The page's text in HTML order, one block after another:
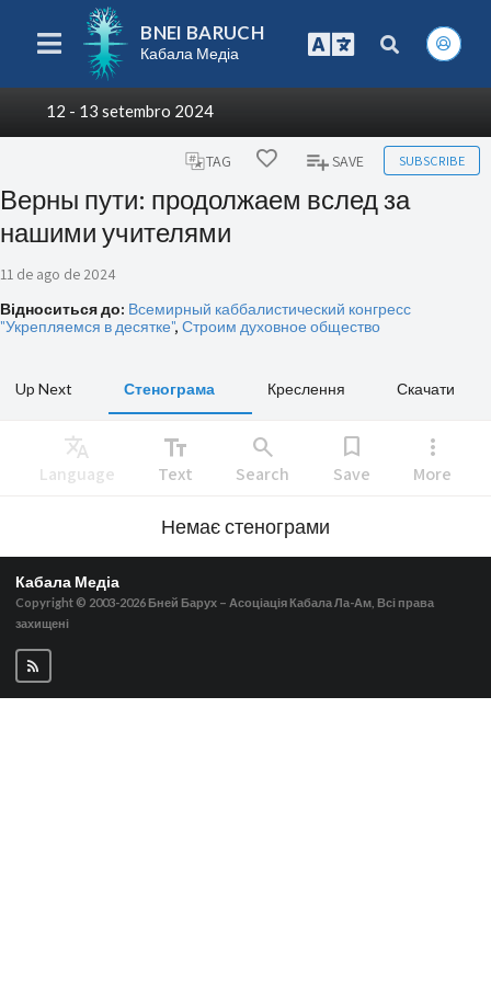
BNEI BARUCH
Кабала Медіа
12 - 13 setembro 2024
TAG SAVE SUBSCRIBE
Верны пути: продолжаем вслед за
нашими учителями
11 de ago de 2024
Відноситься до: Всемирный каббалистический конгресс
"Укрепляемся в десятке", Строим духовное общество
Up Next Стенограма Креслення Скачати
Translate
Language
text_fields
Text
search
Search
bookmark
Save
more_vert
More
Немає стенограми
Кабала Медіа
Copyright © 2003-2026 Бней Барух – Асоціація Кабала Ла-Ам, Всі права
захищені